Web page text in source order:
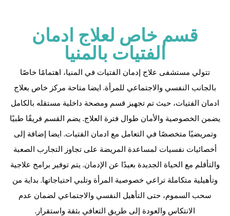
قسم خاص لعلاج ادمان
الفتيات بالمنيا
تتولي مستشفى علاج إدمان الفتيات في المنيا، اهتمامًا خاصًا
بالجانب النفسي والاجتماعي للمرأة. ايضا متاحة مركز خاص بعلاج
ادمان الفتيات، حيث تم تجهيز قسم ومصحة داخلية مستقله بالكامل
يضمن الخصوصية والأمان طوال فترة العلاج. يضم القسم فريقًا طبيًا
وتمريضيًا متخصصًا في التعامل مع ادمان الفتيات. ايضا إضافة إلى
أخصائيات نفسيات لمساعدة المريضة على تجاوز التجارب الصعبة
والتأقلم مع الحياة الجديدة بعيدًا عن الإدمان. يتم توفير برامج علاجية
وتأهيلية متكاملة تراعي خصوصية المرأة وتلبي احتياجاتها. بداية من
سحب السموم، حتى التأهيل النفسي والاجتماعي لضمان عدم
الانتكاس والعودة إلى طريق التعافي بثقة واستقرار.